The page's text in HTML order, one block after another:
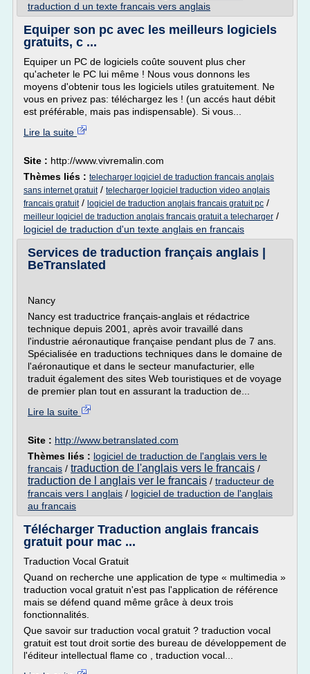
traduction d un texte francais vers anglais
Equiper son pc avec les meilleurs logiciels
gratuits, c ...
Equiper un PC de logiciels coûte souvent plus cher
qu'acheter le PC lui même ! Nous vous donnons les
moyens d'obtenir tous les logiciels utiles gratuitement. Ne
vous en privez pas: téléchargez les ! (un accés haut débit
est préférable, mais pas indispensable). Si vous...
Lire la suite
Site : http://www.vivremalin.com
Thèmes liés : telecharger logiciel de traduction francais anglais
sans internet gratuit/ telecharger logiciel traduction video anglais
francais gratuit/ logiciel de traduction anglais francais gratuit pc /
meilleur logiciel de traduction anglais francais gratuit a telecharger /
logiciel de traduction d'un texte anglais en francais
Services de traduction français anglais |
BeTranslated
Nancy
Nancy est traductrice français-anglais et rédactrice
technique depuis 2001, après avoir travaillé dans
l'industrie aéronautique française pendant plus de 7 ans.
Spécialisée en traductions techniques dans le domaine de
l'aéronautique et dans le secteur manufacturier, elle
traduit également des sites Web touristiques et de voyage
de premier plan tout en assurant la traduction de...
Lire la suite
Site : http://www.betranslated.com
Thèmes liés : logiciel de traduction de l'anglais vers le
francais / traduction de l'anglais vers le francais /
traduction de l anglais ver le francais / traducteur de
francais vers l anglais / logiciel de traduction de l'anglais
au francais
Télécharger Traduction anglais francais
gratuit pour mac ...
Traduction Vocal Gratuit
Quand on recherche une application de type « multimedia »
traduction vocal gratuit n'est pas l'application de référence
mais se défend quand même grâce à deux trois
fonctionnalités.
Que savoir sur traduction vocal gratuit ? traduction vocal
gratuit est tout droit sortie des bureau de développement de
l'éditeur intellectual flame co , traduction vocal...